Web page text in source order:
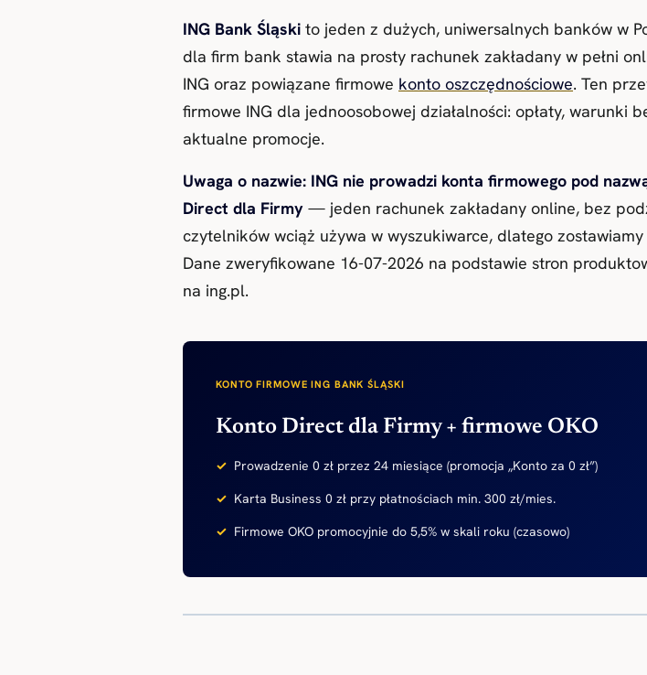
ING Bank Śląski to jeden z dużych, uniwersalnych banków w
dla firm bank stawia na prosty rachunek zakładany w pełni
ING oraz powiązane firmowe konto oszczędnościowe. Ten
firmowe ING dla jednoosobowej działalności: opłaty, warunki
aktualne promocje.
Uwaga o nazwie: ING nie prowadzi konta firmowego pod
Direct dla Firmy — jeden rachunek zakładany online, bez
czytelników wciąż używa w wyszukiwarce, dlatego
Dane zweryfikowane 16-07-2026 na podstawie stron
na ing.pl.
KONTO FIRMOWE ING BANK ŚLĄSKI
Konto Direct dla Firmy + firmowe OKO
Prowadzenie 0 zł przez 24 miesiące (promocja „Konto za 0 zł”)
Karta Business 0 zł przy płatnościach min. 300 zł/mies.
Firmowe OKO promocyjnie do 5,5% w skali roku (czasowo)